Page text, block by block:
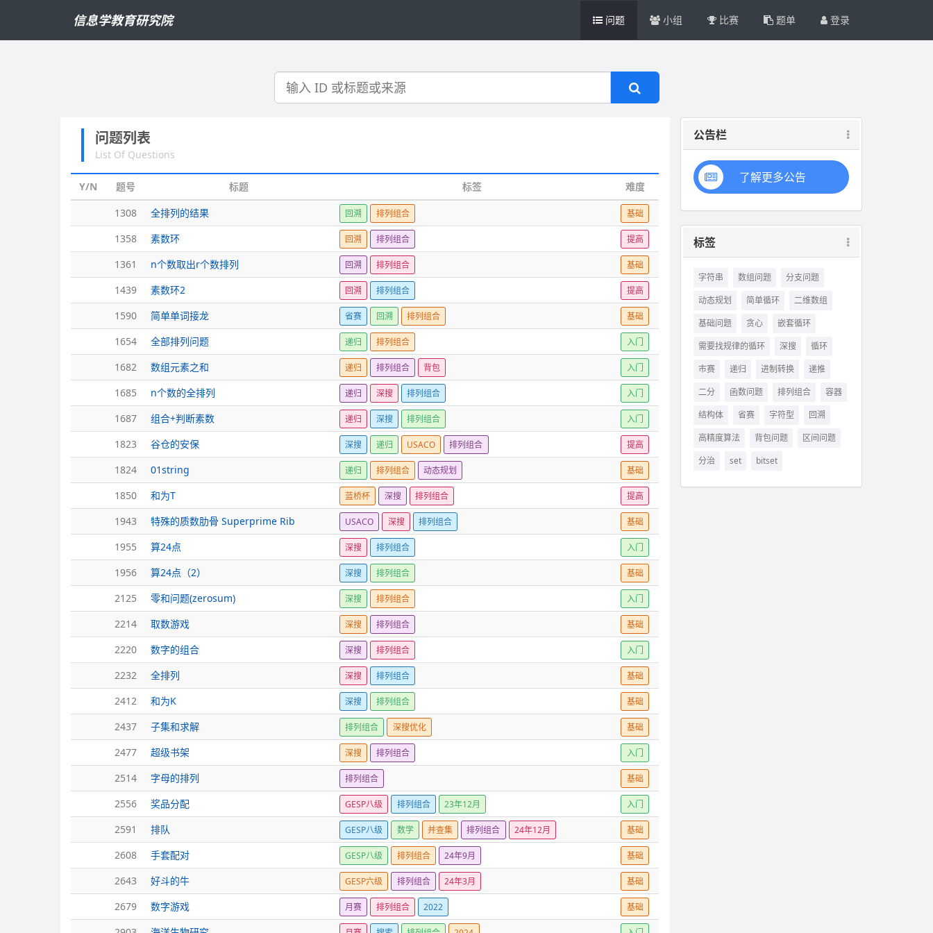
信息学教育研究院 问题 小组 比赛 题单 登录
搜
问题列表
List Of Questions
Y/N 题号 标题 标签
难度
1308
全排列的结果 回溯 排列组合 基础
1358 素数环 回溯 排列组合 提高
1361 n个数取出r个数排列 回溯 排列组合 基础
1439 素数环2 回溯 排列组合 提高
1590 简单单词接龙 省赛 回溯 排列组合 基础
1654 全部排列问题 递归 排列组合 入门
1682 数组元素之和 递归 排列组合 背包 入门
1685 n个数的全排列 递归 深搜 排列组合 入门
1687 组合+判断素数 递归 深搜 排列组合 入门
1823 谷仓的安保 深搜 递归 USACO 排列组合 提高
1824 01string 递归 排列组合 动态规划 基础
1850 和为T 蓝桥杯 深搜 排列组合 提高
1943 特殊的质数肋骨 Superprime Rib USACO 深搜 排列组合 基础
1955 算24点 深搜 排列组合 入门
1956 算24点（2） 深搜 排列组合 基础
2125 零和问题(zerosum) 深搜 排列组合 入门
2214 取数游戏 深搜 排列组合 基础
2220 数字的组合 深搜 排列组合 入门
2232 全排列 深搜 排列组合 基础
2412 和为K 深搜 排列组合 基础
2437 子集和求解 排列组合 深搜优化 基础
2477 超级书架 深搜 排列组合 入门
2514 字母的排列 排列组合 基础
2556 奖品分配 GESP八级 排列组合 23年12月 入门
2591 排队 GESP八级 数学 并查集 排列组合 24年12月 基础
2608 手套配对 GESP八级 排列组合 24年9月 基础
2643 好斗的牛 GESP六级 排列组合 24年3月 基础
2679 数字游戏 月赛 排列组合 2022 基础
公告栏
了解更多公告
标签
字符串 数组问题
分支问题
动态规划
简单循环
二维数组
基础问题
贪心
嵌套循环
需要找规律的循环
深搜
循环
市赛
递归 进制转换
递推
二分
函数问题 排列组合
容器
结构体
省赛 字符型
回溯
高精度算法
背包问题
区间问题
分治
set bitset